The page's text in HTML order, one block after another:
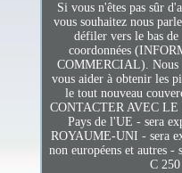
Si vous n'êtes pas sûr
vous souhaitez nous
défiler vers le bas
coordonnées
COMMERCIAL). Nous
vous aider à obtenir les
le tout nouveau
CONTACTER AVEC
Pays de l'UE - sera
ROYAUME-UNI - sera
non européens et autres -
C